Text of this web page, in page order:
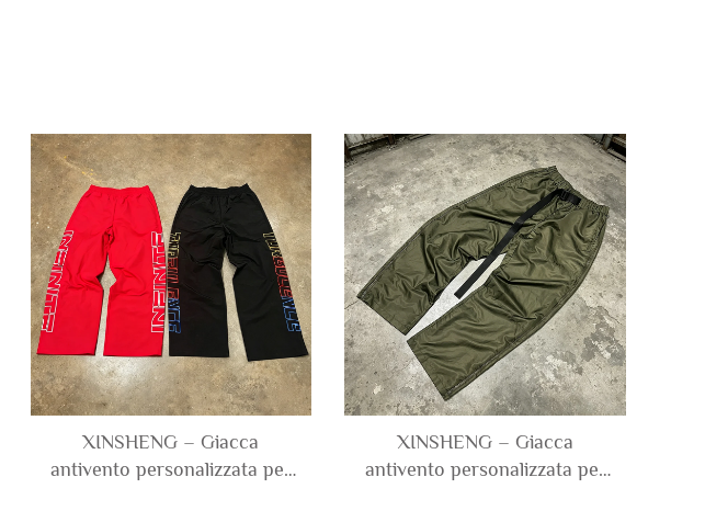
XINSHENG – Giacca
antivento personalizzata per
XINSHENG – Giacca
antivento personalizzata per